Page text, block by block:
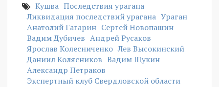
Кушва Последствия урагана
Ликвидация последствий урагана Ураган
Анатолий Гагарин Сергей Новопашин
Вадим Дубичев Андрей Русаков
Ярослав Колесниченко Лев Высокинский
Даниил Колясников Вадим Щукин
Александр Петраков
Экспертный клуб Свердловской области